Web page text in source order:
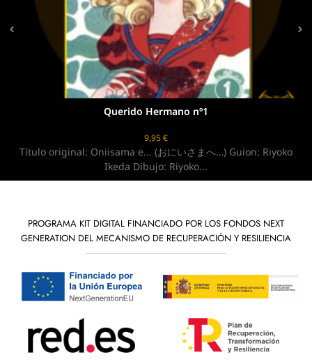
Querido Hermano nº1
Oniisama e... (おにいさまへ…) Guion: Riyoko
Ikeda Dibujo: Riyoko...
Título
PROGRAMA KIT DIGITAL FINANCIADO POR LOS FONDOS NEXT
GENERATION DEL MECANISMO DE RECUPERACIÓN Y RESILIENCIA